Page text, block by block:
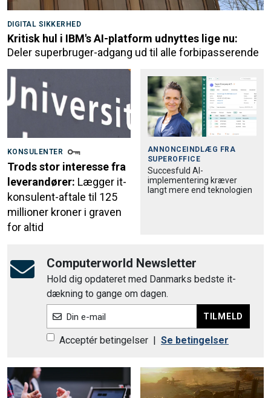
DIGITAL SIKKERHED
Kritisk hul i IBM's AI-platform udnyttes lige nu:
Deler superbruger-adgang ud til alle forbipasserende
KONSULENTER
Trods stor interesse fra
leverandører: Lægger it-
konsulent-aftale til 125
millioner kroner i graven
for altid
ANNONCEINDLÆG FRA
SUPEROFFICE
Succesfuld AI-
implementering kræver
langt mere end teknologien
Computerworld Newsletter
Hold dig opdateret med Danmarks bedste it-
dækning to gange om dagen.
Din e-mail TILMELD
Acceptér betingelser Se betingelser